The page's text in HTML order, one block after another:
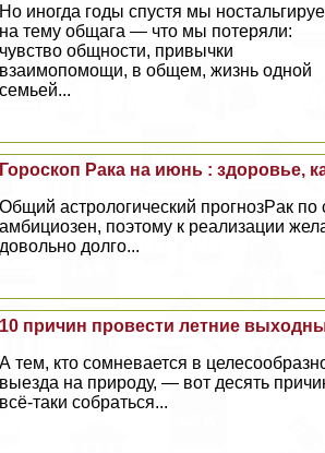
Но иногда годы спустя мы
на тему общага — что мы потеряли:
чувство общности, привычки
взаимопомощи, в общем, жизнь одной
семьей...
Гороскоп Paка на июнь : здоровье,
Общий астрологический прогнозPaк по
амбициозен, поэтому к реализации
довольно долго...
10 причин провести летние
А тем, кто сомневается в
выезда на природу, — вот десять
всё-таки собраться...